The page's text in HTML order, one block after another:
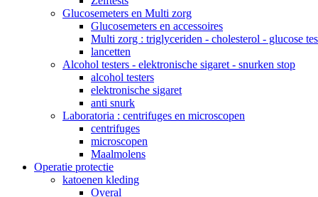
Glucosemeters en Multi zorg
Glucosemeters en accessoires
Multi zorg : triglyceriden - cholesterol - glucose
lancetten
Alcohol testers - elektronische sigaret - snurken stop
alcohol testers
elektronische sigaret
anti snurk
Laboratoria : centrifuges en microscopen
centrifuges
microscopen
Maalmolens
Operatie protectie
katoenen kleding
Overal